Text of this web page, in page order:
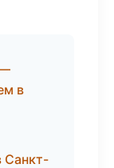
в
Санкт-